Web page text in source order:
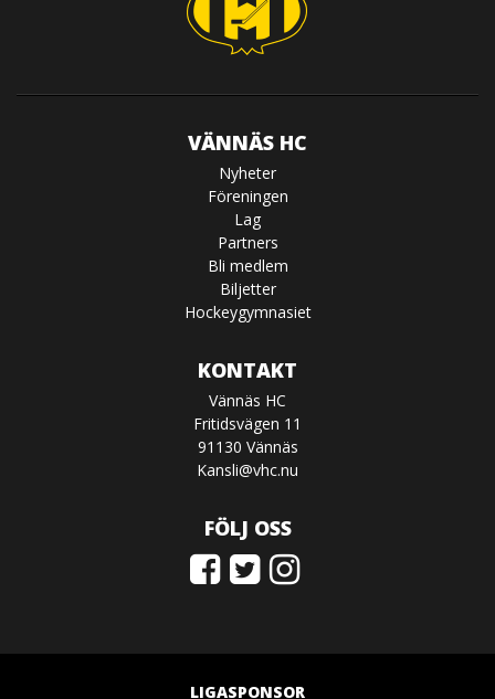
VÄNNÄS HC
Nyheter
Föreningen
Lag
Partners
Bli medlem
Biljetter
Hockeygymnasiet
KONTAKT
Vännäs HC
Fritidsvägen 11
91130 Vännäs
Kansli@vhc.nu
FÖLJ OSS
LIGASPONSOR